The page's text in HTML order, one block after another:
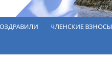
ЧЛЕНСКИЕ ВЗНОСЫ